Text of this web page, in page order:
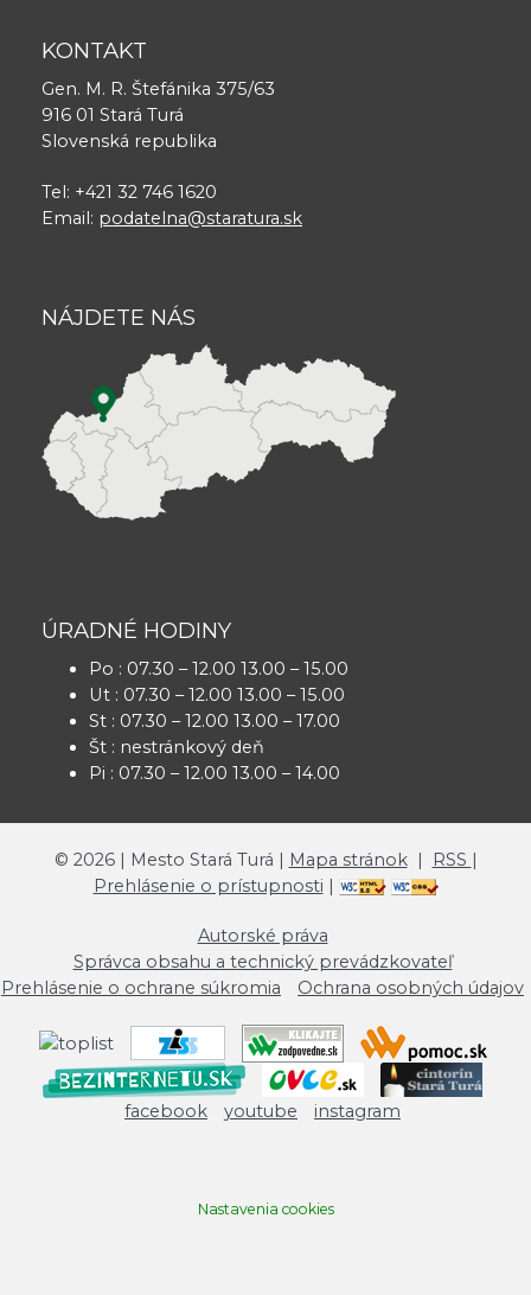
KONTAKT
Gen. M. R. Štefánika 375/63
916 01 Stará Turá
Slovenská republika
Tel: +421 32 746 1620
Email: podatelna@staratura.sk
NÁJDETE NÁS
ÚRADNÉ HODINY
Po : 07.30 – 12.00 13.00 – 15.00
Ut : 07.30 – 12.00 13.00 – 15.00
St : 07.30 – 12.00 13.00 – 17.00
Št : nestránkový deň
Pi : 07.30 – 12.00 13.00 – 14.00
© 2026| Mesto Stará Turá | Mapa stránok| RSS |
Prehlásenie o prístupnosti |
Autorské práva
Správca obsahu a technický prevádzkovateľ
Prehlásenie o ochrane súkromia
Ochrana osobných údajov
facebook youtube instagram
Nastavenia cookies